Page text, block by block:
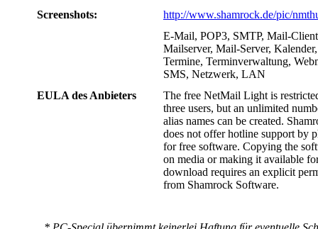
Screenshots:
http://www.shamrock.de/pic/
E-Mail, POP3, SMTP, Mail-
Mailserver, Mail-Server, Kalender,
Termine, Terminverwaltung,
SMS, Netzwerk, LAN
EULA des Anbieters
The free NetMail Light is
three users, but an unlimited
alias names can be created.
does not offer hotline support by
for free software. Copying the
on media or making it available
download requires an explicit
from Shamrock Software.